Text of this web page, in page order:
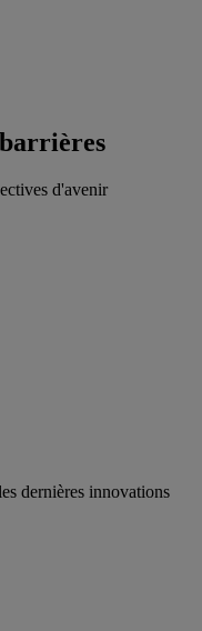
d'avenir
dernières innovations